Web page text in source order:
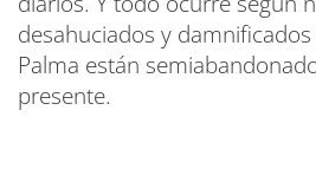
desahuciados y
Palma están
presente.